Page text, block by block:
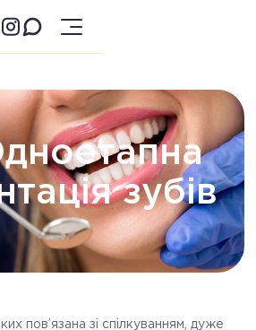
зубів
пов’язана зі спілкуванням, дуже